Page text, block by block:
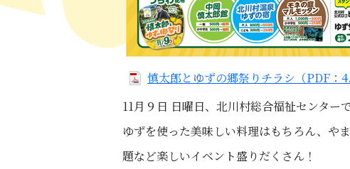
慎太郎とゆずの郷祭りチラシ（PDF：
11月９日 日曜日、北川村総合福祉センター
ゆずを使った美味しい料理はもちろん、や
題など楽しいイベント盛りだくさん！